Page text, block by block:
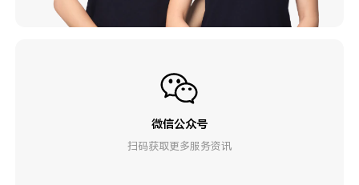
微信公众号
扫码获取更多服务资讯